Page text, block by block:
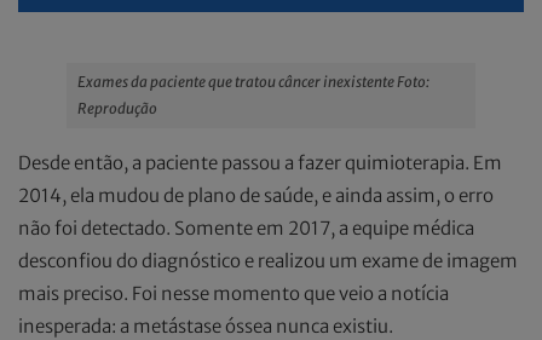
Exames da paciente que tratou câncer inexistente Foto:
Reprodução
Desde então, a paciente passou a fazer quimioterapia. Em
2014, ela mudou de plano de saúde, e ainda assim, o erro
não foi detectado. Somente em 2017, a equipe médica
desconfiou do diagnóstico e realizou um exame de imagem
mais preciso. Foi nesse momento que veio a notícia
inesperada: a metástase óssea nunca existiu.